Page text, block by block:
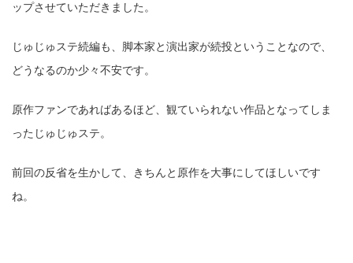
ップさせていただきました。
じゅじゅステ続編も、脚本家と演出家が続投ということなので、
どうなるのか少々不安です。
原作ファンであればあるほど、観ていられない作品となってしま
ったじゅじゅステ。
前回の反省を生かして、きちんと原作を大事にしてほしいです
ね。